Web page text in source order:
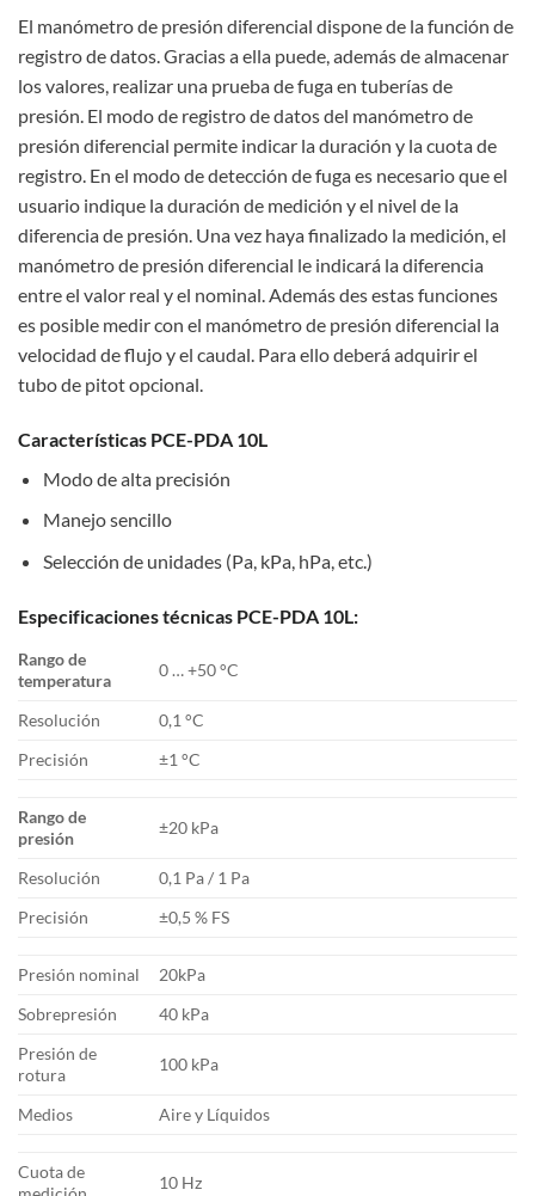
El manómetro de presión diferencial dispone de la función de
registro de datos. Gracias a ella puede, además de almacenar
los valores, realizar una prueba de fuga en tuberías de
presión. El modo de registro de datos del manómetro de
presión diferencial permite indicar la duración y la cuota de
registro. En el modo de detección de fuga es necesario que el
usuario indique la duración de medición y el nivel de la
diferencia de presión. Una vez haya finalizado la medición, el
manómetro de presión diferencial le indicará la diferencia
entre el valor real y el nominal. Además des estas funciones
es posible medir con el manómetro de presión diferencial la
velocidad de flujo y el caudal. Para ello deberá adquirir el
tubo de pitot opcional.
Características PCE-PDA 10L
Modo de alta precisión
Manejo sencillo
Selección de unidades (Pa, kPa, hPa, etc.)
Especificaciones técnicas PCE-PDA 10L:
Rango de
temperatura
0 … +50 °C
Resolución
0,1 °C
Precisión
±1 °C
Rango de
presión
±20 kPa
Resolución
0,1 Pa / 1 Pa
Precisión
±0,5 % FS
Presión nominal
20kPa
Sobrepresión
40 kPa
Presión de
rotura
100 kPa
Medios Aire y Líquidos
Cuota de
10 Hz